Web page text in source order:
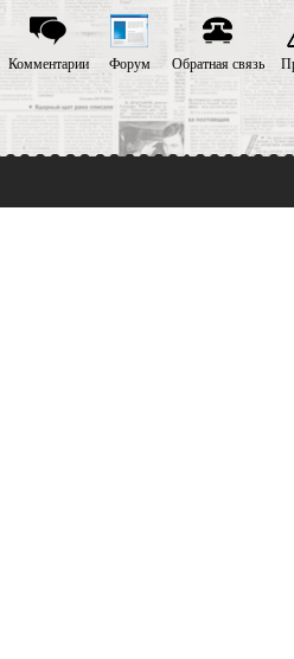
Комментарии Форум Обратная связь